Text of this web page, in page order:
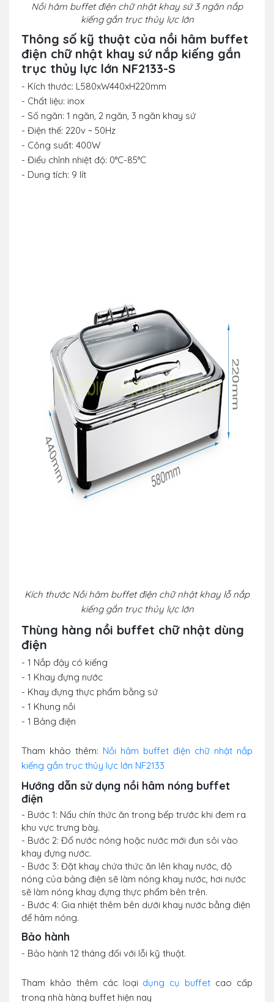
Nồi hâm buffet điện chữ nhật khay sứ 3 ngăn nắp
kiếng gắn trục thủy lực lớn
Thông số kỹ thuật của nồi hâm buffet
điện chữ nhật khay sứ nắp kiếng gắn
trục thủy lực lớn NF2133-S
- Kích thước: L580xW440xH220mm
- Chất liệu: inox
- Số ngăn: 1 ngăn, 2 ngăn, 3 ngăn khay sứ
- Điện thế: 220v ~ 50Hz
- Công suất: 400W
- Điểu chỉnh nhiệt độ: 0°C-85°C
- Dung tích: 9 lít
Kích thước Nồi hâm buffet điện chữ nhật khay lỗ nắp
kiếng gắn trục thủy lực lớn
Thùng hàng nồi buffet chữ nhật dùng
điện
- 1 Nắp đậy có kiếng
- 1 Khay đựng nước
- Khay đựng thực phẩm bằng sứ
- 1 Khung nồi
- 1 Bảng điện
Tham khảo thêm: Nồi hâm buffet điện chữ nhật nắp
kiếng gắn trục thủy lực lớn NF2133
Hướng dẫn sử dụng nồi hâm nóng buffet
điện
- Bước 1: Nấu chín thức ăn trong bếp trước khi đem ra
khu vực trưng bày.
- Bước 2: Đổ nước nóng hoặc nước mới đun sôi vào
khay đựng nước.
- Bước 3: Đặt khay chứa thức ăn lên khay nước, độ
nóng của bảng điện sẽ làm nóng khay nước, hơi nước
sẽ làm nóng khay đựng thực phẩm bên trên.
- Bước 4: Gia nhiệt thêm bên dưới khay nước bằng điện
để hâm nóng.
Bảo hành
- Bảo hành 12 tháng đối với lỗi kỹ thuật.
Tham khảo thêm các loại dụng cụ buffet cao cấp
trong nhà hàng buffet hiện nay